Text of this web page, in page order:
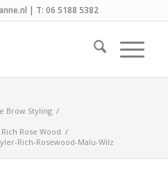
| T: 06 5188 5382
Brow Styling /
Rose Wood /
Rich-Rosewood-Malu-Wilz